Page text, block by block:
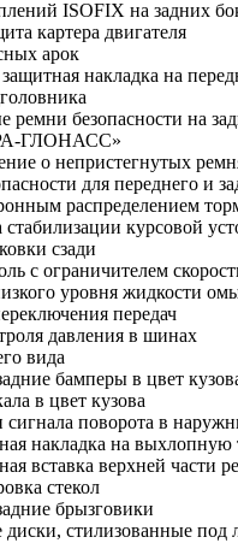
ISOFIX на задних
картера двигателя
арок
защитная накладка на
ремни безопасности на
ГЛОНАСС»
о непристегнутых
для переднего и
распределением
стабилизации курсовой
сзади
c ограничителем
уровня жидкости
передач
давления в шинах
вида
бамперы в цвет
в цвет кузова
поворота в
накладка на выхлопную
вставка верхней части
стекол
брызговики
диски, стилизованные